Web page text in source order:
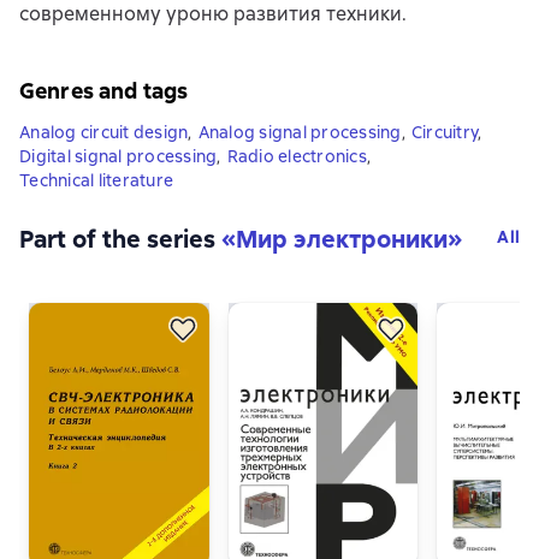
современному уроню развития техники.
Genres and tags
Analog circuit design, Analog signal processing, Circuitry,
Digital signal processing, Radio electronics,
Technical literature
Part of the series«Мир электроники» All